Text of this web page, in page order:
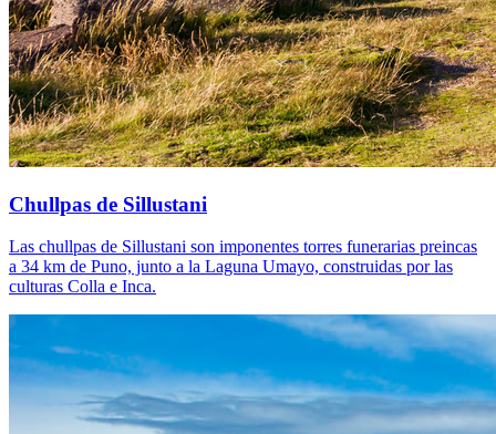
Chullpas de Sillustani
Las chullpas de Sillustani son imponentes torres funerarias preincas
a 34 km de Puno, junto a la Laguna Umayo, construidas por las
culturas Colla e Inca.